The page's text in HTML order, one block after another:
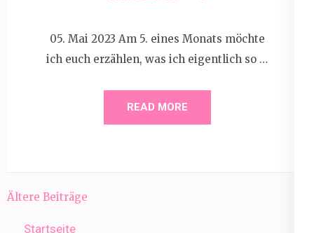
05. Mai 2023 Am 5. eines Monats möchte
ich euch erzählen, was ich eigentlich so …
READ MORE
Beitragsnavigation
Ältere Beiträge
Startseite